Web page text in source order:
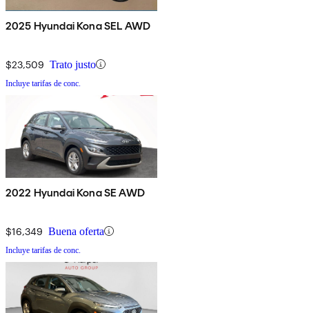
2025 Hyundai Kona SEL AWD
$23,509 Trato justo
Incluye tarifas de conc.
2022 Hyundai Kona SE AWD
$16,349 Buena oferta
Incluye tarifas de conc.